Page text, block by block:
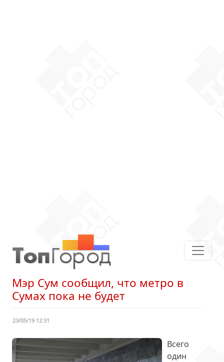
Мэр Сум сообщил, что метро в
Сумах пока не будет
23/05/19 12:31
Всего
один